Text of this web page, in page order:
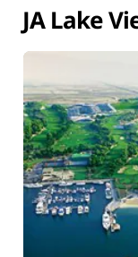
JA Lake